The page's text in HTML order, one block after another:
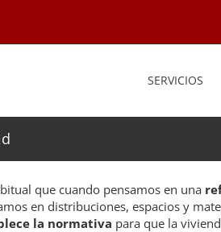
SERVICIOS
que cuando pensamos en una
en distribuciones, espacios y
la normativa para que la